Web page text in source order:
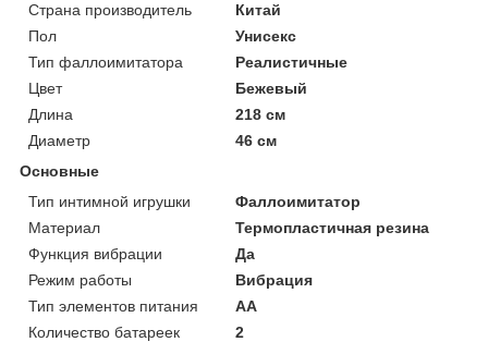
Страна производитель
Китай
Пол
Унисекс
Тип фаллоимитатора
Реалистичные
Цвет
Бежевый
Длина
218 см
Диаметр
46 см
Основные
Тип интимной игрушки
Фаллоимитатор
Материал
Термопластичная резина
Функция вибрации
Да
Режим работы
Вибрация
Тип элементов питания
AA
Количество батареек
2